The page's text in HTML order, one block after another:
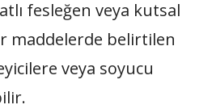
fesleğen veya kutsal
maddelerde belirtilen
veya soyucu